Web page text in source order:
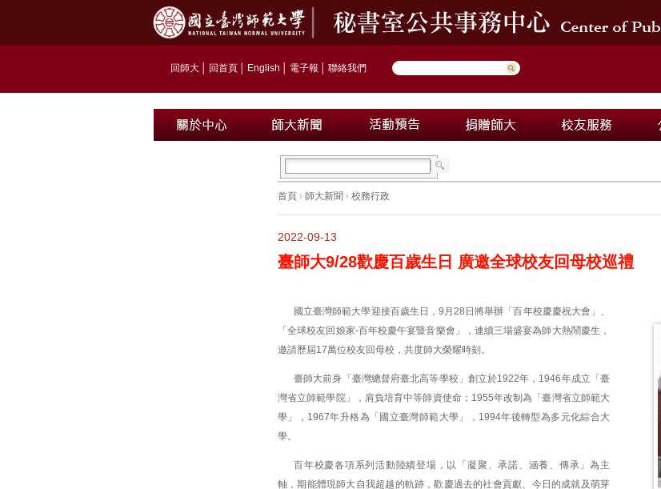
回師大 回首頁 English 電子報 聯絡我們
首頁 › 師大新聞 › 校務行政
2022-09-13
臺師大9/28歡慶百歲生日 廣邀全球校友回母校巡禮
國立臺灣師範大學迎接百歲生日，9月28日將舉辦「百年校慶慶祝大會」、
「全球校友回娘家-百年校慶午宴暨音樂會」，連續三場盛宴為師大熱鬧慶生，
邀請歷屆17萬位校友回母校，共度師大榮耀時刻。
臺師大前身「臺灣總督府臺北高等學校」創立於1922年，1946年成立「臺
灣省立師範學院」，肩負培育中等師資使命；1955年改制為「臺灣省立師範大
學」，1967年升格為「國立臺灣師範大學」，1994年後轉型為多元化綜合大
學。
百年校慶各項系列活動陸續登場，以「凝聚、承諾、涵養、傳承」為主
軸，期能體現師大自我超越的軌跡，歡慶過去的社會貢獻、今日的成就及萌芽